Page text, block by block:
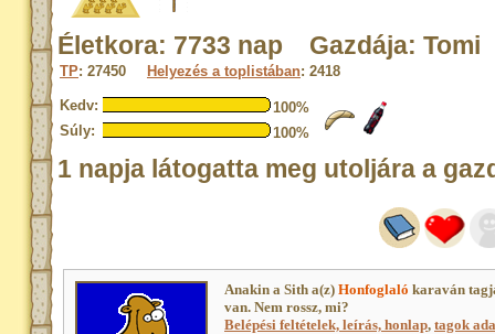
Életkora: 7733 nap Gazdája: Tomi
TP: 27450 Helyezés a toplistában: 2418
Kedv:
100%
Súly:
100%
1 napja látogatta meg utoljára a
Anakin a Sith a(z) Honfoglaló karaván
van. Nem rossz, mi?
Belépési feltételek, leírás, honlap, tagok